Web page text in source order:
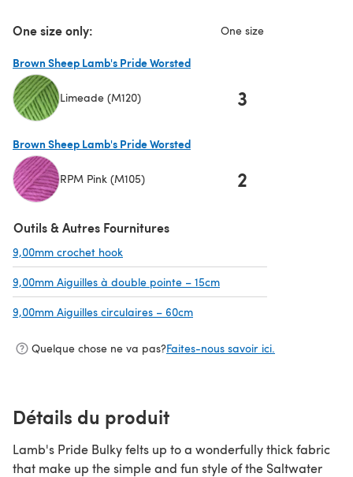
One size only: One size
Brown Sheep Lamb's Pride Worsted
Limeade (M120) 3
Brown Sheep Lamb's Pride Worsted
RPM Pink (M105) 2
Outils & Autres Fournitures
9,00mm crochet hook
9,00mm Aiguilles à double pointe – 15cm
9,00mm Aiguilles circulaires – 60cm
Quelque chose ne va pas?Faites-nous savoir ici.
Détails du produit
Lamb's Pride Bulky felts up to a wonderfully thick fabric
that make up the simple and fun style of the Saltwater